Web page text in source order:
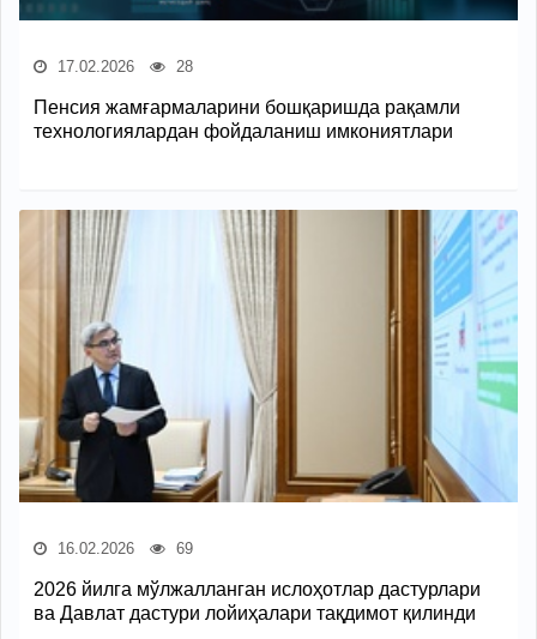
17.02.2026 28
Пенсия жамғармаларини бошқаришда рақамли
технологиялардан фойдаланиш имкониятлари
16.02.2026 69
2026 йилга мўлжалланган ислоҳотлар дастурлари
ва Давлат дастури лойиҳалари тақдимот қилинди